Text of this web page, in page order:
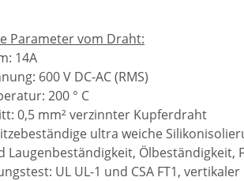
Parameter vom Draht:
14A
600 V DC-AC (RMS)
200 ° C
0,5 mm² verzinnter Kupferdraht
ultra weiche
Laugenbeständigkeit,
UL UL-1 und CSA FT1,